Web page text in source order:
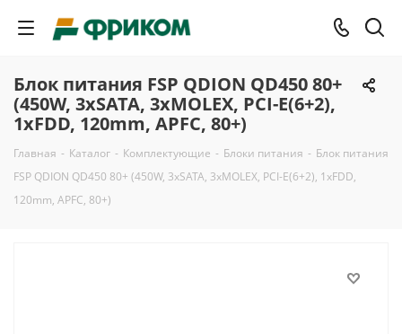
Блок питания FSP QDION QD450 80+
(450W, 3xSATA, 3xMOLEX, PCI-E(6+2),
1xFDD, 120mm, APFC, 80+)
Главная - Каталог - Комплектующие - Блоки питания - Блок питания
FSP QDION QD450 80+ (450W, 3xSATA, 3xMOLEX, PCI-E(6+2), 1xFDD,
120mm, APFC, 80+)